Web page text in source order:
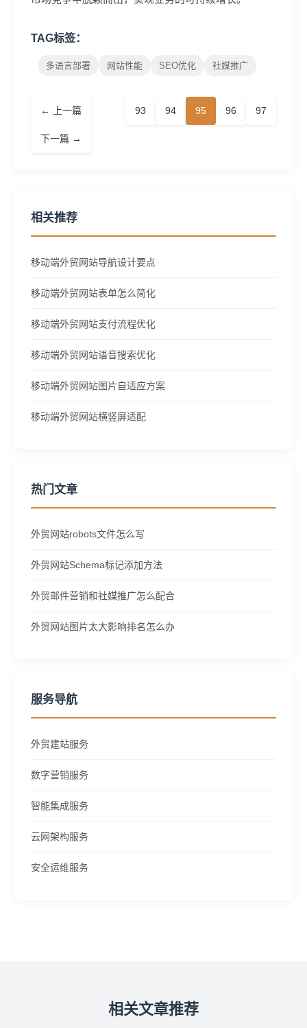
TAG标签：
多语言部署 网站性能 SEO优化 社媒推广
← 上一篇 93 94 95 96 97
下一篇 →
相关推荐
移动端外贸网站导航设计要点
移动端外贸网站表单怎么简化
移动端外贸网站支付流程优化
移动端外贸网站语音搜索优化
移动端外贸网站图片自适应方案
移动端外贸网站横竖屏适配
热门文章
外贸网站robots文件怎么写
外贸网站Schema标记添加方法
外贸邮件营销和社媒推广怎么配合
外贸网站图片太大影响排名怎么办
服务导航
外贸建站服务
数字营销服务
智能集成服务
云网架构服务
安全运维服务
相关文章推荐